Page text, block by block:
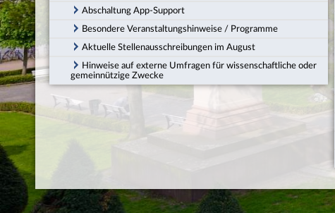
Abschaltung App-Support
Besondere Veranstaltungshinweise / Programme
Aktuelle Stellenausschreibungen im August
Hinweise auf externe Umfragen für wissenschaftliche oder
gemeinnützige Zwecke